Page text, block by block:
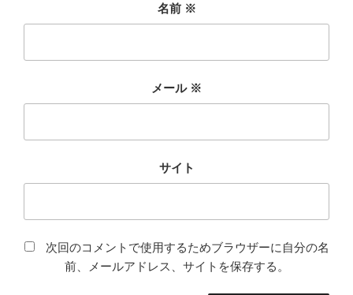
名前 ※
メール ※
サイト
次回のコメントで使用するためブラウザーに自分の名
前、メールアドレス、サイトを保存する。